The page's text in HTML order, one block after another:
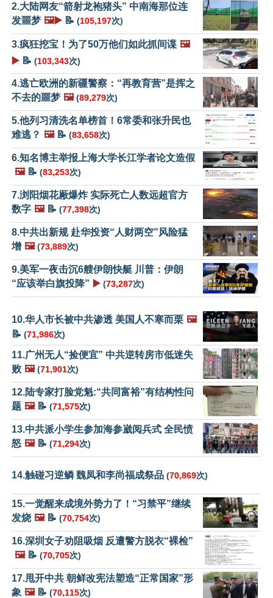
2.大陆网友“箭射龙袍猪头” 中南海那位连
发噩梦 🖼️▶️ 📝 (105,197次)
3.疯狂挖宝！为了50万他们如此抓间谍 🖼️
▶️ 📝 (103,343次)
4.逃亡欧洲的新疆警察：“再教育营”是挥之
不去的噩梦 🖼️ (89,279次)
5.他列习清洗名单榜首！6常委和张升民也
难逃？ 🖼️📝 (83,658次)
6.知名博主举报上海大学长江学者论文造假
🖼️📝 (83,253次)
7.浏阳烟花厰爆炸 实际死亡人数远超官方
数字 🖼️📝 (77,398次)
8.中共出新规 赴华投资“人财两空”风险猛
增 🖼️ (73,889次)
9.美军一夜击沉6艘伊朗快艇 川普：伊朗
“应该举白旗投降” ▶️ (73,287次)
10.华人市长被中共渗透 美国人不寒而栗 🖼️
📝 (71,986次)
11.广州无人“捡便宜” 中共逆转房市低迷失
败 🖼️ (71,901次)
12.陆专家打脸党魁:“共同富裕”有结构性问
题 🖼️📝 (71,575次)
13.中共派小学生参加海参崴阅兵式 全民愤
怒 🖼️📝 (71,294次)
14.触碰习逆鳞 魏凤和李尚福成祭品 (70,869次)
15.一觉醒来成境外势力了！“习禁平”继续
发烧 🖼️📝 (70,754次)
16.深圳女子劝阻吸烟 反遭警方脱衣“裸检”
🖼️📝 (70,705次)
17.甩开中共 朝鲜改宪法塑造“正常国家”形
象 🖼️📝 (70,115次)